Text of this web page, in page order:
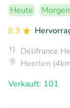
Heute Morgen
8.9
Délifrance
Heerlen
Verkauft: 101